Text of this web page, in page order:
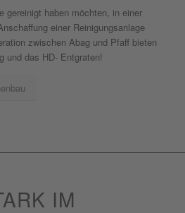
gereinigt haben möchten, in einer
einer Reinigungsanlage
zwischen Abag und Pfaff bieten
und das HD- Entgraten!
IM